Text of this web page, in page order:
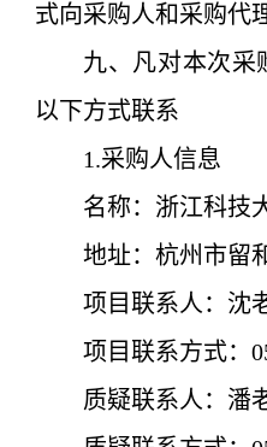
式向采购人和采购代
九、凡对本次采
以下方式联系
1.采购人信息
名称： 浙江科技
地址：杭州市留
项目联系人： 沈
项目联系方式：
质疑联系人：潘